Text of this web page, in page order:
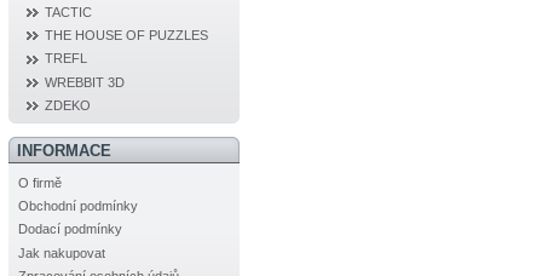
TACTIC
THE HOUSE OF PUZZLES
TREFL
WREBBIT 3D
ZDEKO
INFORMACE
O firmě
Obchodní podmínky
Dodací podmínky
Jak nakupovat